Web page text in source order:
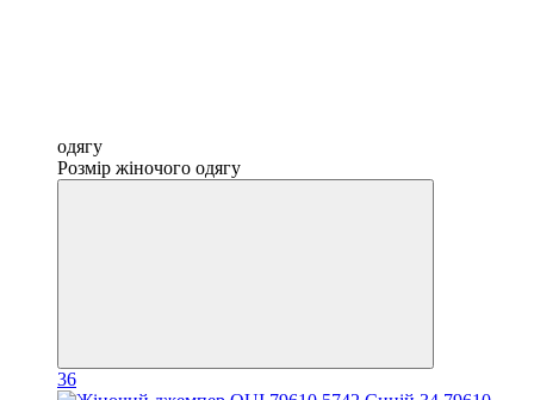
одягу
Розмір жіночого одягу
36